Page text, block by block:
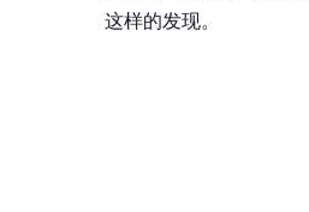
这样的发现。